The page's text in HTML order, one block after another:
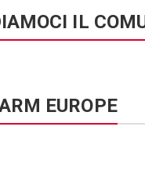
IL
EUROPE